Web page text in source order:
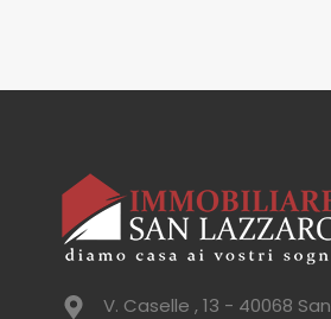
V. Caselle , 13 - 40068 San